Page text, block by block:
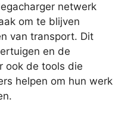
netwerk
om te blijven
van transport. Dit
en de
ook de tools die
helpen om hun werk